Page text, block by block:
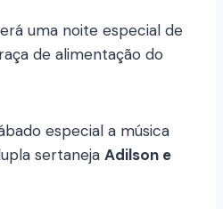
uma noite especial de
de alimentação do
especial a música
sertaneja Adilson e